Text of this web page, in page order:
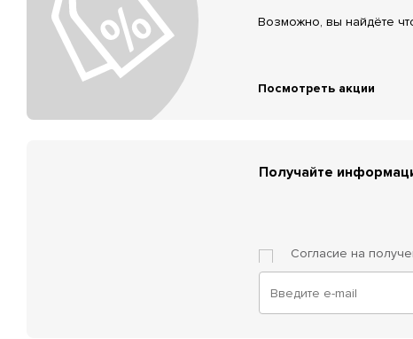
Возможно, вы найдёте
Посмотреть акции
Получайте
Согласие на